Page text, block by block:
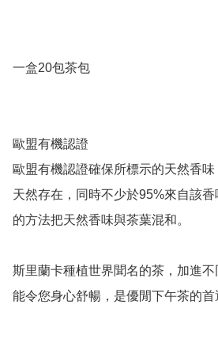
一盒20包茶包
歐盟有機認證
歐盟有機認證確保所標示的天然香
天然存在，同時不少於95%來自該
的方法把天然香味與茶葉混和。
斯里蘭卡種植世界聞名的茶，加進
能令您身心舒暢，是優閒下午茶的首